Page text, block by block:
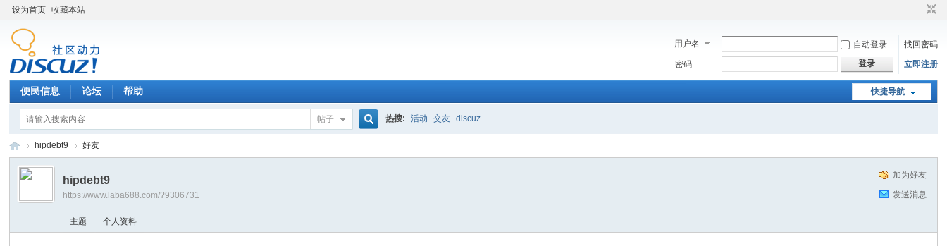
设为首页 收藏本站
用户名 自动登录
找回密码
密码
登录 立即注册
快捷导航
便民信息 论坛 帮助
帖子 热搜: 活动 交友 discuz
›
hipdebt9 好友
加为好友
发送消息
hipdebt9
https://www.laba688.com/?9306731
主题 个人资料